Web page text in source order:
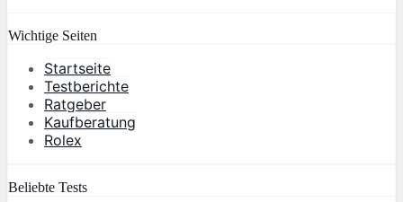
Wichtige Seiten
Startseite
Testberichte
Ratgeber
Kaufberatung
Rolex
Beliebte Tests